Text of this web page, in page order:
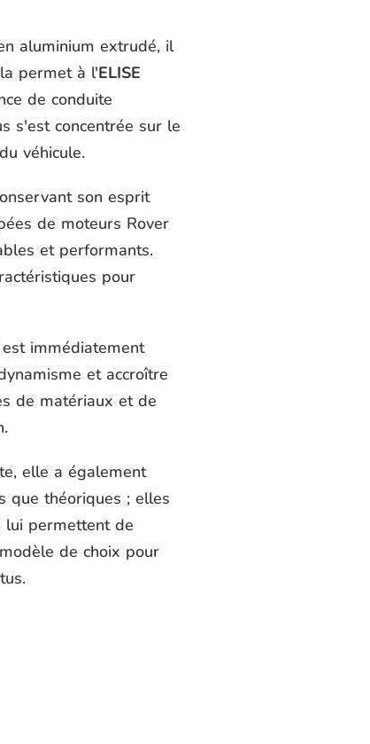
aluminium extrudé, il
permet à l'ELISE
de conduite
s'est concentrée sur le
véhicule.
son esprit
de moteurs Rover
et performants.
pour
immédiatement
et accroître
de matériaux et de
elle a également
que théoriques ; elles
lui permettent de
de choix pour